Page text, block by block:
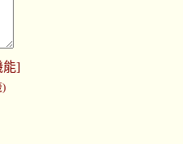
能]
)